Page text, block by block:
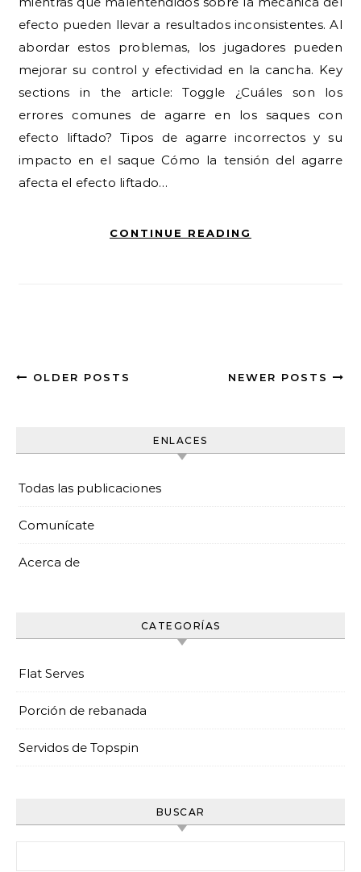
efecto pueden llevar a resultados inconsistentes. Al
abordar estos problemas, los jugadores pueden
mejorar su control y efectividad en la cancha. Key
sections in the article: Toggle ¿Cuáles son los
errores comunes de agarre en los saques con
efecto liftado? Tipos de agarre incorrectos y su
impacto en el saque Cómo la tensión del agarre
afecta el efecto liftado…
CONTINUE READING
OLDER POSTS NEWER POSTS
ENLACES
Todas las publicaciones
Comunícate
Acerca de
CATEGORÍAS
Flat Serves
Porción de rebanada
Servidos de Topspin
BUSCAR